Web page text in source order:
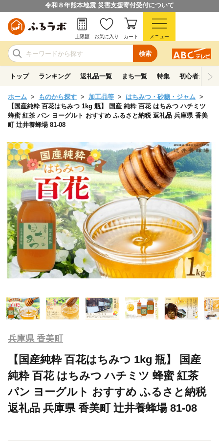
令和８年熊本地震 災害支援寄付受付について
検索
上限額 お気に入り カート メニュー
トップ ランキング 返礼品一覧 まち一覧 特集 初心者ガイド
ホーム ものから探す 加工品等
はちみつ・砂糖・ジャム
【国産純粋 百花はちみつ 1kg 瓶】 国産 純粋 百花 はちみつ ハチミツ
蜂蜜 紅茶 パン ヨーグルト おすすめ ふるさと納税 返礼品 兵庫県 香美
町 辻井養蜂場 81-08
兵庫県 香美町
【国産純粋 百花はちみつ 1kg 瓶】 国産
純粋 百花 はちみつ ハチミツ 蜂蜜 紅茶
パン ヨーグルト おすすめ ふるさと納税
返礼品 兵庫県 香美町 辻井養蜂場 81-08